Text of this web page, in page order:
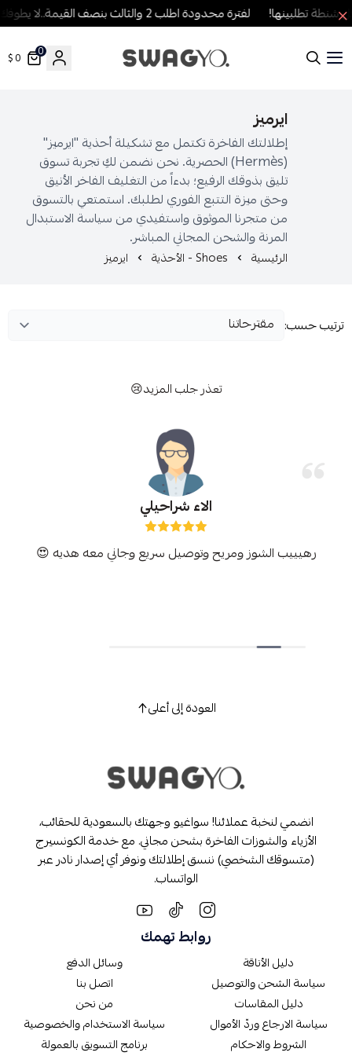
تطلبينها! لفترة محدودة اطلب 2 والثالث بنصف القيمة..لا يطوفك العرض!
SWAGYO FASHION
0 $
ايرميز
إطلالتك الفاخرة تكتمل مع تشكيلة أحذية "ايرميز"
(Hermès) الحصرية. نحن نضمن لكِ تجربة تسوق
تليق بذوقك الرفيع؛ بدءاً من التغليف الفاخر الأنيق
وحتى ميزة التتبع الفوري لطلبك. استمتعي بالتسوق
من متجرنا الموثوق واستفيدي من سياسة الاستبدال
المرنة والشحن المجاني المباشر.
الرئيسية Shoes - الأحذية ايرميز
حسب:
تعذر جلب المزيد😢
الاء شراحيلي
رهيييب الشوز ومريح وتوصيل سريع وجاني معه هديه 😍
العودة إلى أعلى
انضمي لنخبة عملائنا! سواغيو وجهتك بالسعودية للحقائب،
الأزياء والشوزات الفاخرة بشحن مجاني. مع خدمة الكونسيرج
(متسوقك الشخصي) ننسق إطلالتك ونوفر أي إصدار نادر عبر
الواتساب.
روابط تهمك
دليل الأناقة
سياسة الشحن والتوصيل
دليل المقاسات
سياسة الارجاع وردّ الأموال
الشروط والاحكام
وسائل الدفع
اتصل بنا
من نحن
سياسة الاستخدام والخصوصية
برنامج التسويق بالعمولة